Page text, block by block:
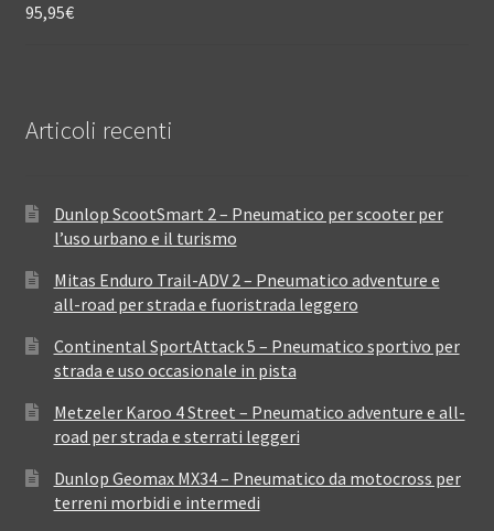
95,95€
Articoli recenti
Dunlop ScootSmart 2 – Pneumatico per scooter per
l’uso urbano e il turismo
Mitas Enduro Trail-ADV 2 – Pneumatico adventure e
all-road per strada e fuoristrada leggero
Continental SportAttack 5 – Pneumatico sportivo per
strada e uso occasionale in pista
Metzeler Karoo 4 Street – Pneumatico adventure e all-
road per strada e sterrati leggeri
Dunlop Geomax MX34 – Pneumatico da motocross per
terreni morbidi e intermedi